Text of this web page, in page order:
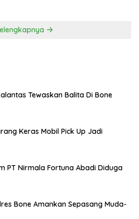
Tewaskan Balita Di Bone
Keras Mobil Pick Up Jadi
PT Nirmala Fortuna Abadi Diduga
Bone Amankan Sepasang Muda-